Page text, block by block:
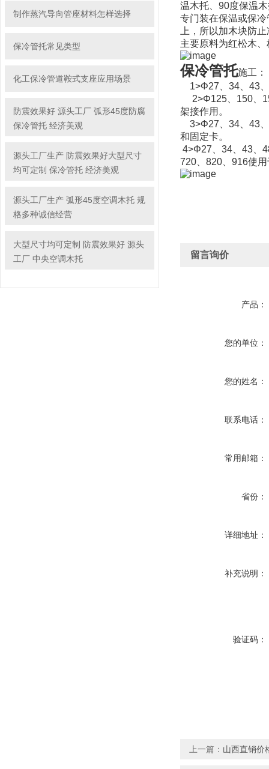
制作蒸汽导向管座材料怎样选择
保冷管托常见类型
化工保冷管道鞍式支座应用场景
防震效果好 源头工厂 弧形45度防腐
保冷管托 经济美观
源头工厂生产 防震效果好大型尺寸
均可定制 保冷管托 经济美观
源头工厂生产 弧形45度空调木托 规
格多种诚信经营
大型尺寸均可定制 防震效果好 源头
工厂 中央空调木托
温木托、90度保温
专门装在保温或保
上，所以加木块防
主要原料为红松木
保冷管托施工：
1>Φ27、34、43、
2>Φ125、150、
架接作用。
3>Φ27、34、43、
和固定卡。
4>Φ27、34、43、
720、820、916使
留言询价
产品：
您的单位：
您的姓名：
联系电话：
常用邮箱：
省份：
详细地址：
补充说明：
验证码：
上一篇： 山西直销价